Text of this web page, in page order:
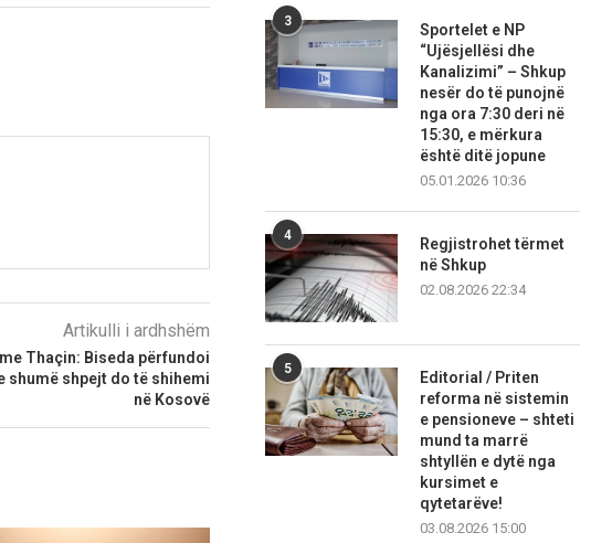
Artikulli i ardhshëm
Thaçin: Biseda përfundoi
shumë shpejt do të shihemi
në Kosovë
3
Sportelet e NP
“Ujësjellësi dhe
Kanalizimi” – Shkup
nesër do të punojnë
nga ora 7:30 deri në
15:30, e mërkura
është ditë jopune
05.01.2026 10:36
4
Regjistrohet tërmet
në Shkup
02.08.2026 22:34
5
Editorial / Priten
reforma në sistemin
e pensioneve – shteti
mund ta marrë
shtyllën e dytë nga
kursimet e
qytetarëve!
03.08.2026 15:00